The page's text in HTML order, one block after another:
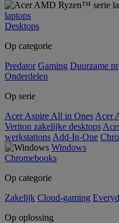
laptops
Desktops
Op categorie
Predator Gaming Duurzame
Onderdelen
Op serie
Acer Aspire All in Ones Acer
Veriton zakelijke desktops
werkstations Add-In-One
Windows
Chromebooks
Op categorie
Zakelijk Cloud-gaming
Op oplossing